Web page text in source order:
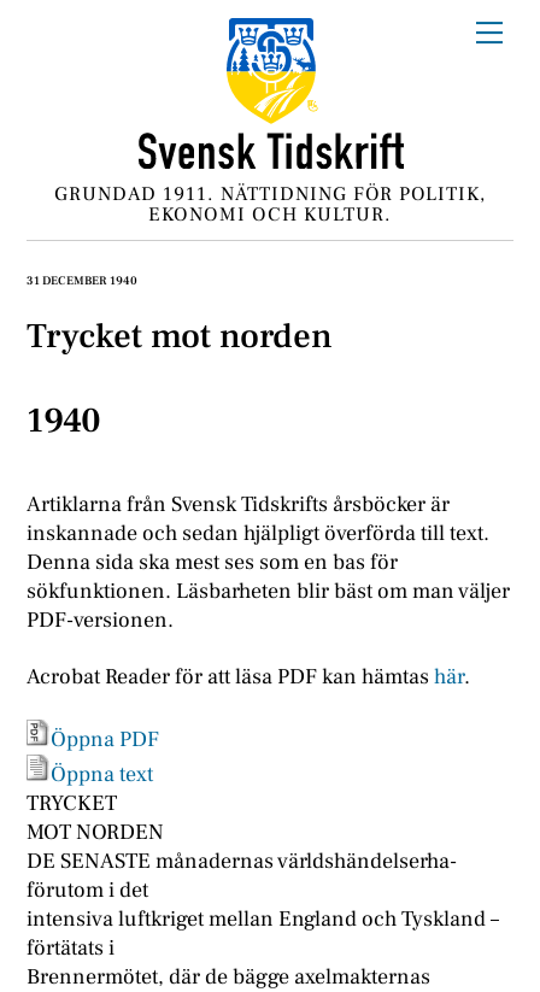
GRUNDAD 1911. NÄTTIDNING FÖR POLITIK,
EKONOMI OCH KULTUR.
31 DECEMBER 1940
Trycket mot norden
1940
Artiklarna från Svensk Tidskrifts årsböcker är
inskannade och sedan hjälpligt överförda till text.
Denna sida ska mest ses som en bas för
sökfunktionen. Läsbarheten blir bäst om man väljer
PDF-versionen.
Acrobat Reader för att läsa PDF kan hämtashär.
Öppna PDF
Öppna text
TRYCKET
MOT NORDEN
DE SENASTE månadernas världshändelserha-
förutom i det
intensiva luftkriget mellan England och Tyskland –
förtätats i
Brennermötet, där de bägge axelmakternas